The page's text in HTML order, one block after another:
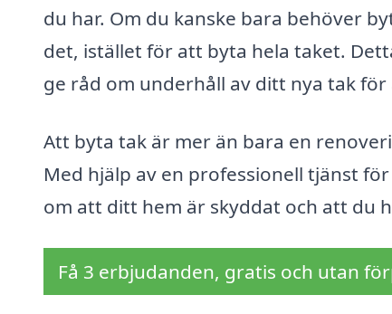
du har. Om du kanske bara behöver
det, istället för att byta hela taket.
ge råd om underhåll av ditt nya tak
Att byta tak är mer än bara en
Med hjälp av en professionell tjänst
om att ditt hem är skyddat och att du
Få 3 erbjudanden, gratis och utan